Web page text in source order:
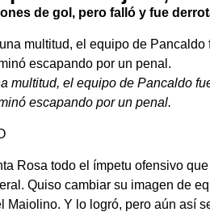
de gol, pero falló y fue
multitud, el equipo de Pancaldo
escapando por un penal.
Rosa todo el ímpetu ofensivo
Quiso cambiar su imagen de
Maiolino. Y lo logró, pero aún así